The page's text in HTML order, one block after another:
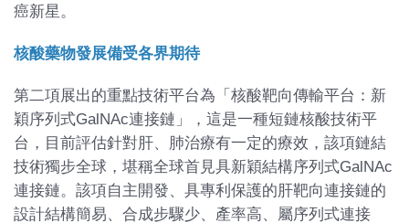
癌新星。
核酸藥物發展備受各界期待
第二項展出的重點技術平台為「核酸靶向傳輸平台：新
穎序列式GalNAc連接鏈」，這是一種短鏈核酸技術平
台，目前評估針對肝、肺治療有一定的療效，該項鏈結
技術獨步全球，堪稱全球首見具新穎結構序列式GalNAc
連接鏈。該項自主開發、具專利保護的肝靶向連接鏈的
設計結構簡易、合成步驟少、產率高、屬序列式連接